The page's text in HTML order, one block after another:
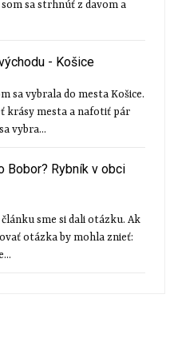
sa strhnúť z davom a
- Košice
sa vybrala do mesta Košice.
krásy mesta a nafotiť pár
vybra...
Bobor? Rybník v obci
článku sme si dali otázku. Ak
otázka by mohla znieť: